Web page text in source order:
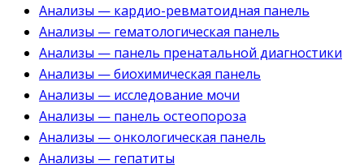
Анализы — кардио-ревматоидная панель
Анализы — гематологическая панель
Анализы — панель пренатальной диагностики
Анализы — биохимическая панель
Анализы — исследование мочи
Анализы — панель остеопороза
Анализы — онкологическая панель
Анализы — гепатиты